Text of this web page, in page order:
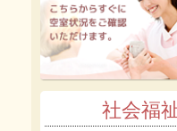
社会福